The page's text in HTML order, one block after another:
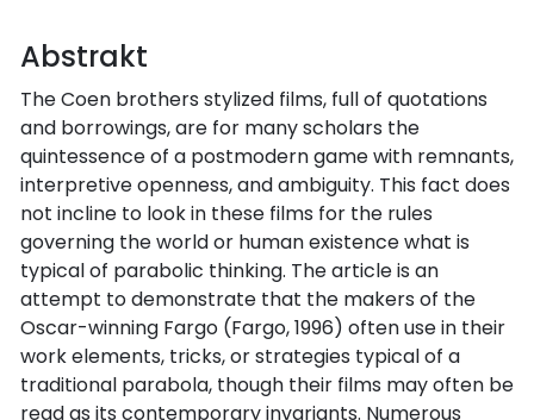
Abstrakt
The Coen brothers stylized films, full of quotations
and borrowings, are for many scholars the
quintessence of a postmodern game with remnants,
interpretive openness, and ambiguity. This fact does
not incline to look in these films for the rules
governing the world or human existence what is
typical of parabolic thinking. The article is an
attempt to demonstrate that the makers of the
Oscar-winning Fargo (Fargo, 1996) often use in their
work elements, tricks, or strategies typical of a
traditional parabola, though their films may often be
read as its contemporary invariants. Numerous